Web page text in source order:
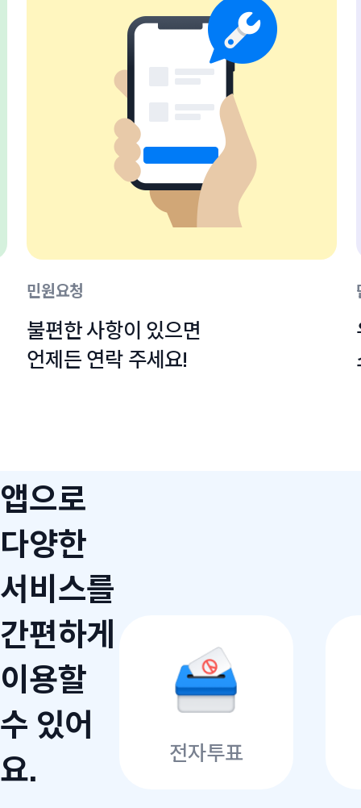
민원요청
불편한 사항이 있으면
언제든 연락 주세요!
앱으로
다양한
서비스를
간편하게
이용할
수 있어
요.
전자투표